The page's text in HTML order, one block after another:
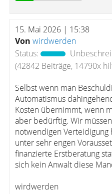
15. Mai 2026 | 15:38
Von wirdwerden
Status:
(42842 Beiträge, 14790x
Selbst wenn man
Automatismus
Kosten übernimmt, wenn
aber bedürftig. Wir
notwendigen Verteidigung
unter sehr engen
finanzierte Erstberatung
sich kein Anwalt diese
wirdwerden